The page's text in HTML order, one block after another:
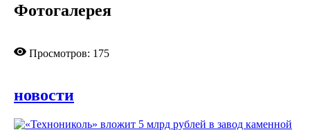
Фотогалерея
Просмотров: 175
новости